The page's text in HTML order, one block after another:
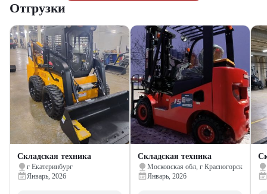
Отгрузки
Складская техника
г Екатеринбург
Январь, 2026
Складская техника
Московская обл, г Красногорск
Январь, 2026